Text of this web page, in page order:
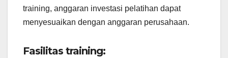
training, anggaran investasi pelatihan dapat
menyesuaikan dengan anggaran perusahaan.
Fasilitas training: